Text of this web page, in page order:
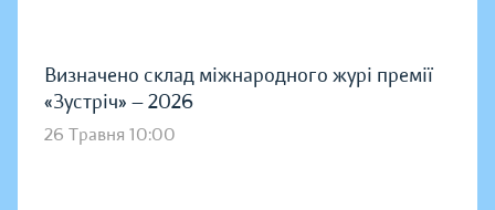
Визначено склад міжнародного журі премії
«Зустріч» — 2026
26 Травня 10:00